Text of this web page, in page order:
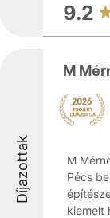
9.2
Díjazottak
M
M
Pécs
kiemelt